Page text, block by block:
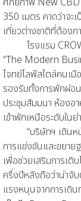
350 เมตร คาดว่าจ
เที่ยวต่างชาติที่ต้อง
โรงแรม
“The Modern
โจทย์ไลฟ์สไตล์คนเ
รองรับทั้งการพักผ่อ
ประชุมสัมมนา ห้องอ
เข้าพักเหนือระดับใน
“บริษัทฯ เดินหน้า
การแข่งขันและขยา
เพื่อช่วยเสริมการเติ
ครึ่งปีหลังถือว่าน่าจับ
แรงหนุนจากการเดิ